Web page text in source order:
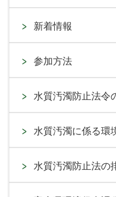
新着情報
参加方法
水質汚濁防止法令
水質汚濁に係る環
水質汚濁防止法の